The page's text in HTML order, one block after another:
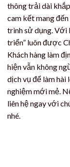
thông trải dài
cam kết mang
trình sử dụng. Với
triển” luôn được
Khách hàng làm
hiện vẫn không
dịch vụ để làm hài
nghiệm mới mẻ.
liên hệ ngay với
nhé.